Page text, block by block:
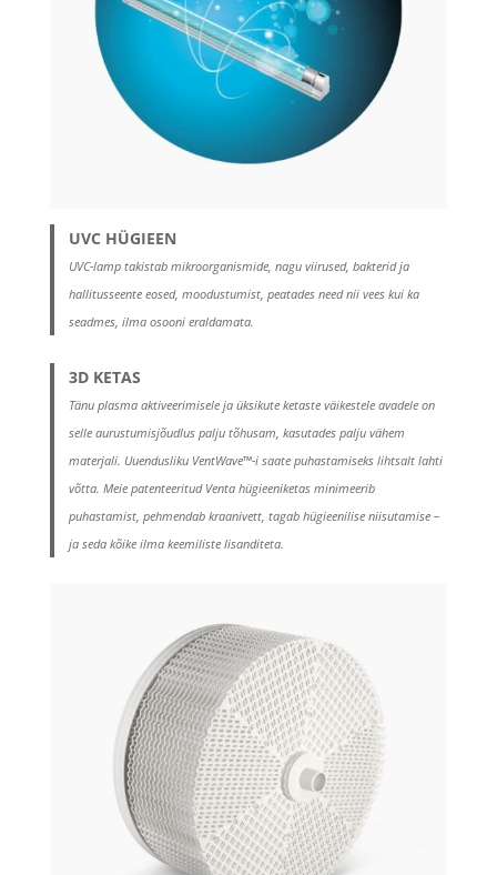
UVC HÜGIEEN
UVC-lamp takistab mikroorganismide, nagu viirused, bakterid ja
hallitusseente eosed, moodustumist, peatades need nii vees kui ka
seadmes, ilma osooni eraldamata.
3D KETAS
Tänu plasma aktiveerimisele ja üksikute ketaste väikestele avadele on
selle aurustumisjõudlus palju tõhusam, kasutades palju vähem
materjali. Uuendusliku VentWave™-i saate puhastamiseks lihtsalt lahti
võtta. Meie patenteeritud Venta hügieeniketas minimeerib
puhastamist, pehmendab kraanivett, tagab hügieenilise niisutamise –
ja seda kõike ilma keemiliste lisanditeta.